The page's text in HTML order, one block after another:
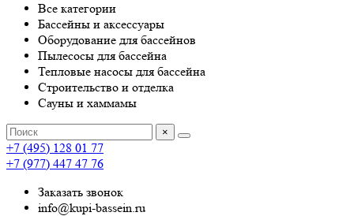
Все категории
Бассейны и аксессуары
Оборудование для бассейнов
Пылесосы для бассейна
Тепловые насосы для бассейна
Строительство и отделка
Сауны и хаммамы
×
+7 (495) 128 01 77
+7 (977) 447 47 76
Заказать звонок
info@kupi-bassein.ru